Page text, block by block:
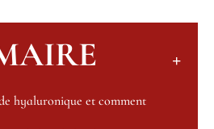
hyaluronique et comment